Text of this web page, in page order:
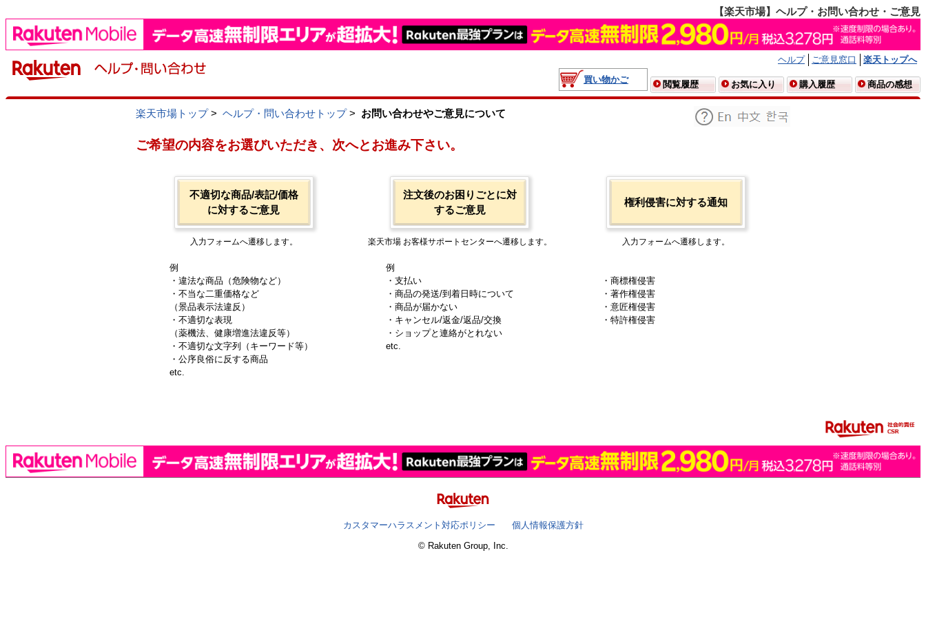
【楽天市場】ヘルプ・お問い合わせ・ご意見
ヘルプ ご意見窓口
楽天トップへ
買い物かご
閲覧履歴 お気に入り 購入履歴 商品の感想
楽天市場トップ> ヘルプ・問い合わせトップ> お問い合わせやご意見について
ご希望の内容をお選びいただき、次へとお進み下さい。
不適切な商品/表記/価格
に対するご意見
入力フォームへ遷移します。
例
・違法な商品（危険物など）
・不当な二重価格など
（景品表示法違反）
・不適切な表現
（薬機法、健康増進法違反等）
・不適切な文字列（キーワード等）
・公序良俗に反する商品
etc.
注文後のお困りごとに対
するご意見
楽天市場 お客様サポートセンターへ遷移します。
例
・支払い
・商品の発送/到着日時について
・商品が届かない
・キャンセル/返金/返品/交換
・ショップと連絡がとれない
etc.
権利侵害に対する通知
入力フォームへ遷移します。
・商標権侵害
・著作権侵害
・意匠権侵害
・特許権侵害
カスタマーハラスメント対応ポリシー
個人情報保護方針
© Rakuten Group, Inc.